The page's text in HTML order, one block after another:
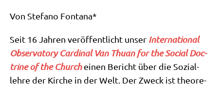
Von Ste­fa­no Fontana*
Seit 16 Jah­ren ver­öf­fent­licht unser Inter­na­tio­nal
Obser­va­to­ry Car­di­nal Van Thu­an for the Social Doc­
tri­ne of the Churcheinen Bericht über die Sozi­al­
leh­re der Kir­che in der Welt. Der Zweck ist theo­re­